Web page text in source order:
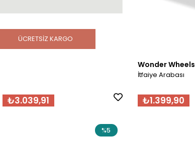
₺3.039,91
ÜCRETSIZ KARGO
Wonder Wheels
İtfaiye Arabası
₺1.399,90
%5